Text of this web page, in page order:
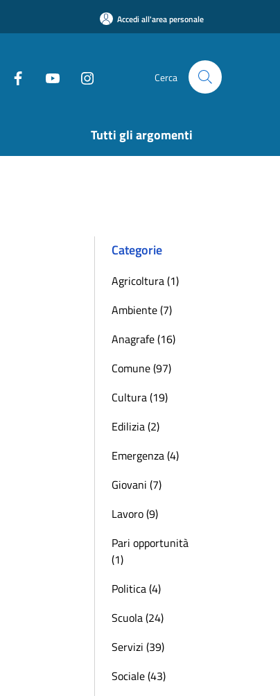
Accedi all'area personale
Cerca
Tutti gli argomenti
Categorie
Agricoltura (1)
Ambiente (7)
Anagrafe (16)
Comune (97)
Cultura (19)
Edilizia (2)
Emergenza (4)
Giovani (7)
Lavoro (9)
Pari opportunità
(1)
Politica (4)
Scuola (24)
Servizi (39)
Sociale (43)